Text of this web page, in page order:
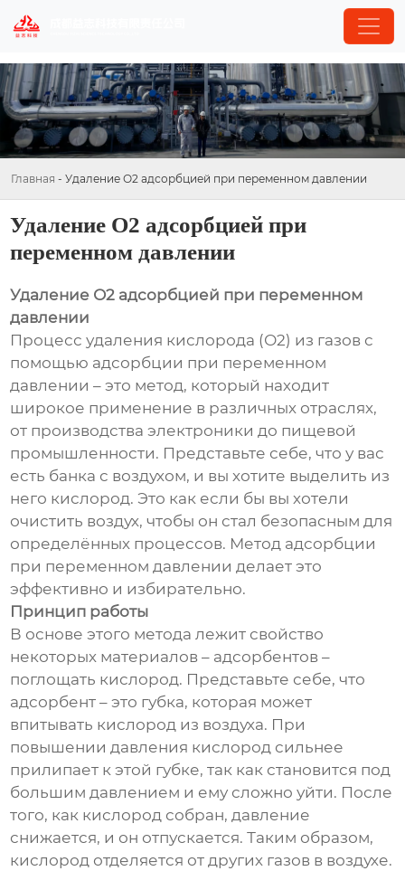
Главная - Удаление О2 адсорбцией при переменном давлении
Удаление О2 адсорбцией при
переменном давлении
Удаление О2 адсорбцией при переменном
давлении
Процесс удаления кислорода (О2) из газов с
помощью адсорбции при переменном
давлении – это метод, который находит
широкое применение в различных отраслях,
от производства электроники до пищевой
промышленности. Представьте себе, что у вас
есть банка с воздухом, и вы хотите выделить из
него кислород. Это как если бы вы хотели
очистить воздух, чтобы он стал безопасным для
определённых процессов. Метод адсорбции
при переменном давлении делает это
эффективно и избирательно.
Принцип работы
В основе этого метода лежит свойство
некоторых материалов – адсорбентов –
поглощать кислород. Представьте себе, что
адсорбент – это губка, которая может
впитывать кислород из воздуха. При
повышении давления кислород сильнее
прилипает к этой губке, так как становится под
большим давлением и ему сложно уйти. После
того, как кислород собран, давление
снижается, и он отпускается. Таким образом,
кислород отделяется от других газов в воздухе.